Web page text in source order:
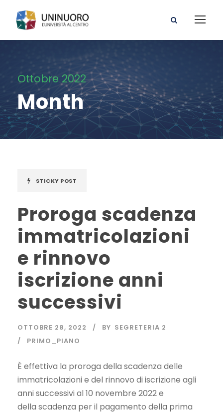
Ottobre 2022
Month
STICKY POST
Proroga scadenza
immatricolazioni
e rinnovo
iscrizione anni
successivi
OTTOBRE 28, 2022 BY SEGRETERIA 2
PRIMO_PIANO
È effettiva la proroga della scadenza delle
immatricolazioni e del rinnovo di iscrizione agli
anni successivi al 10 novembre 2022 e
della scadenza per il pagamento della prima